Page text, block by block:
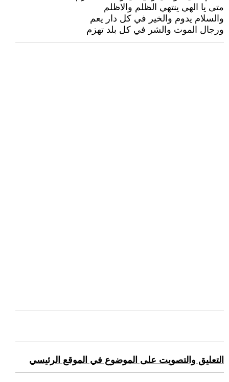
متى يا الهي ينتهي الظلم والاظلم
والسلام يدوم والخير في كل دار يعم
ورجال الموت والشر في كل بلد تهزم
التعليق والتصويت على الموضوع في الموقع الرئيسي